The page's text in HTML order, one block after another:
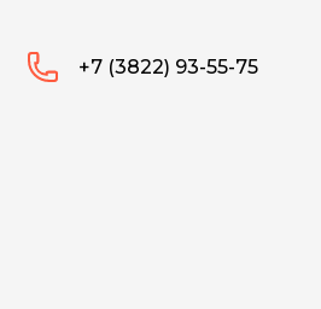
+7 (3822) 93-55-75